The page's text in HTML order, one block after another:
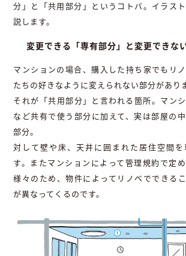
分」と「共用部分」というコトバ。イラス
説します。
変更できる「専有部分」と変更できな
マンションの場合、購入した持ち家でもリ
たちの好きなように変えられない部分があり
それが「共用部分」と言われる箇所。マン
など共有で使う部分に加えて、実は部屋の
部分。
対して壁や床、天井に囲まれた居住空間を
す。またマンションによって管理規約で定
様々のため、物件によってリノベでできる
が異なってくるのです。